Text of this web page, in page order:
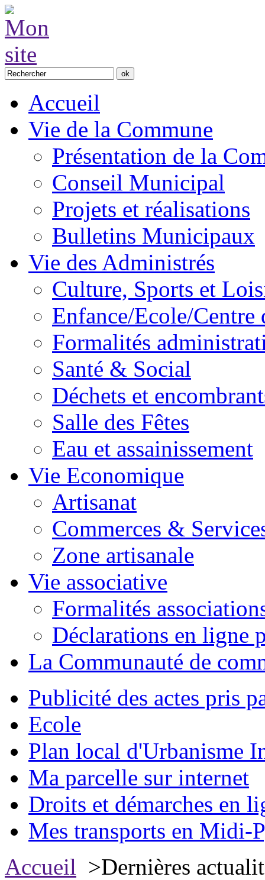
Accueil
Vie de la Commune
Présentation de la
Conseil Municipal
Projets et réalisations
Bulletins Municipaux
Vie des Administrés
Culture, Sports et
Enfance/Ecole/Centre
Formalités
Santé & Social
Déchets et
Salle des Fêtes
Eau et assainissement
Vie Economique
Artisanat
Commerces &
Zone artisanale
Vie associative
Formalités
Déclarations en ligne
La Communauté de
Publicité des actes pris
Ecole
Plan local d'Urbanisme
Ma parcelle sur internet
Droits et démarches en
Mes transports en Midi-
Accueil >Dernières